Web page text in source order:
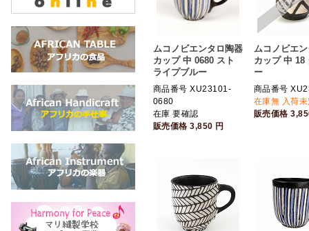
ムコノビエンタロ陶器
カップ 中 0680 スト
ライプブルー
商品番号 XU23101-
0680
在庫 要確認
販売価格3,850 円
ムコノビエ
カップ 中 18
ー
商品番号
在庫無 入荷
販売価格